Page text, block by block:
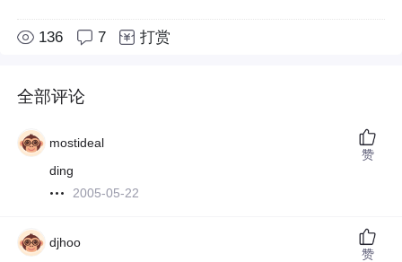
136 7 打赏
全部评论
mostideal
ding
2005-05-22
赞
djhoo
赞